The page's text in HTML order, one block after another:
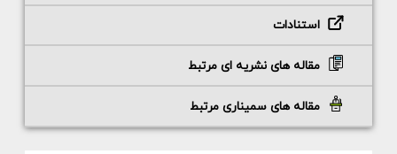
استنادات
مقاله های نشریه ای مرتبط
مقاله های سمیناری مرتبط